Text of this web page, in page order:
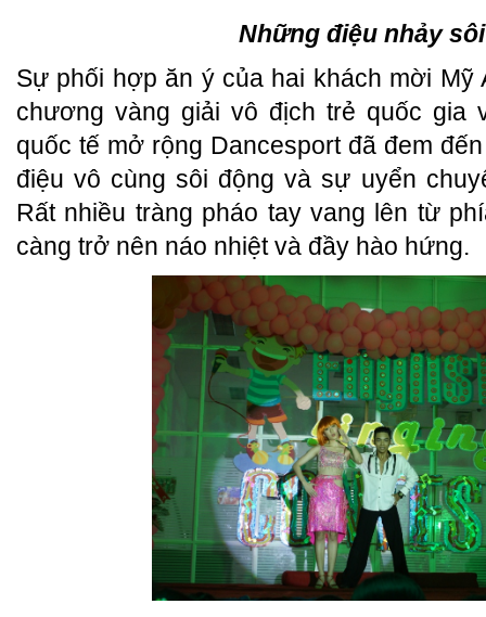
Những điệu nhảy
Sự phối hợp ăn ý của hai khách mời Mỹ
chương vàng giải vô địch trẻ quốc gia
quốc tế mở rộng Dancesport đã đem
điệu vô cùng sôi động và sự uyển
Rất nhiều tràng pháo tay vang lên từ
càng trở nên náo nhiệt và đầy hào hứng.